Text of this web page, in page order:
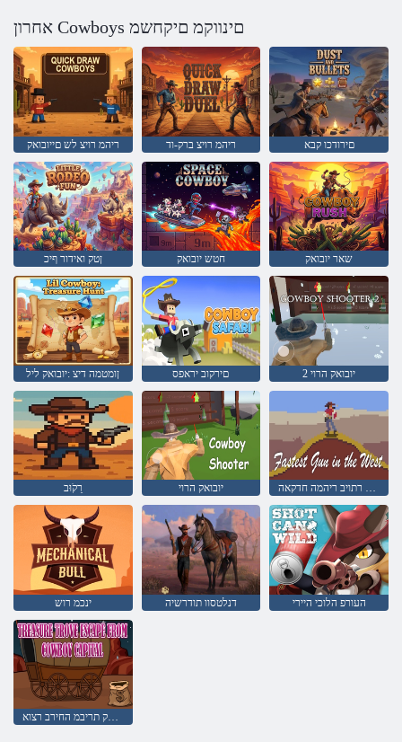
אחרון Cowboys םינווקמ םיקחשמ
ריהמ רויצ לש םייובואק ריהמ רויצ ברק-וד םירודכו קבא
ןטק ואידור ףיכ חטש יובואק שאר יובואק
ןומטמה דיצ :יובואק ליל םירקוב יראפס 2 יובואק הרוי
רֵקֹוּב יובואק הרוי ברעמב רתויב ריהמה חדקאה
ינכמ רוש דנלטסוו תודרשיה העורפ הלוכי היירי
יובואק תריבמ החירב רצוא